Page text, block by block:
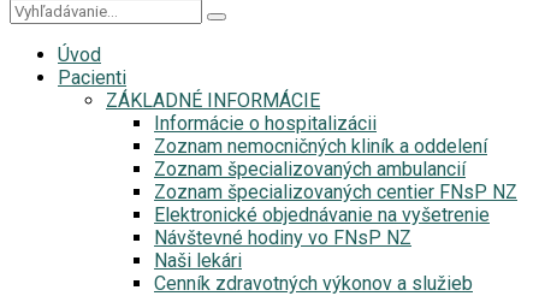
Úvod
Pacienti
ZÁKLADNÉ INFORMÁCIE
Informácie o hospitalizácii
Zoznam nemocničných kliník a oddelení
Zoznam špecializovaných ambulancií
Zoznam špecializovaných centier FNsP NZ
Elektronické objednávanie na vyšetrenie
Návštevné hodiny vo FNsP NZ
Naši lekári
Cenník zdravotných výkonov a služieb